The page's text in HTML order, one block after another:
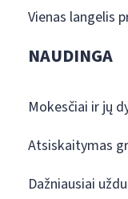
Vienas langelis
NAUDINGA
Mokesčiai ir jų
Atsiskaitymas
Dažniausiai